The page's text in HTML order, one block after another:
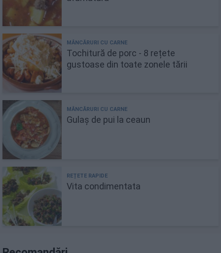
Tochitură de porc - 8 rețete
gustoase din toate zonele tării
Gulaș de pui la ceaun
Vita condimentata